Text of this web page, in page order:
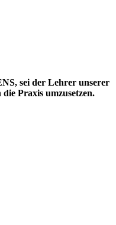
sei der Lehrer unserer
Praxis umzusetzen.